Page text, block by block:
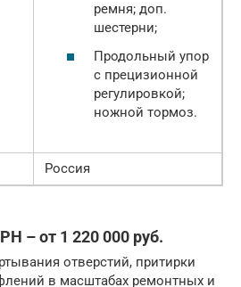
ремня; доп.
шестерни;
Продольный упор
с прецизионной
регулировкой;
ножной тормоз.
Россия
– от 1 220 000 руб.
отверстий, притирки
в масштабах ремонтных и